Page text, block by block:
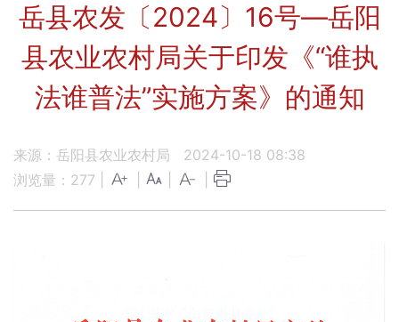
岳县农发〔2024〕16号—岳阳
县农业农村局关于印发《“谁执
法谁普法”实施方案》的通知
来源：岳阳县农业农村局
2024-10-18 08:38
浏览量： 277